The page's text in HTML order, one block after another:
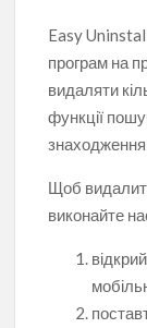
Easy
програм на
видаляти
функції
Щоб
виконайте